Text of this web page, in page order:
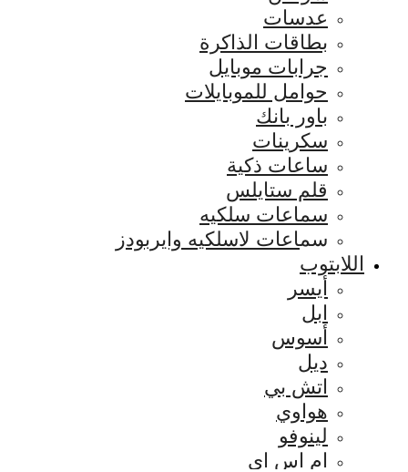
عدسات
بطاقات الذاكرة
جرابات موبايل
حوامل للموبايلات
باور بانك
سكرينات
ساعات ذكية
قلم ستايلس
سماعات سلكيه
سماعات لاسلكيه وايربودز
اللابتوب
أيسر
ابل
أسوس
ديل
اتش بي
هواوي
لينوفو
ام اس اي